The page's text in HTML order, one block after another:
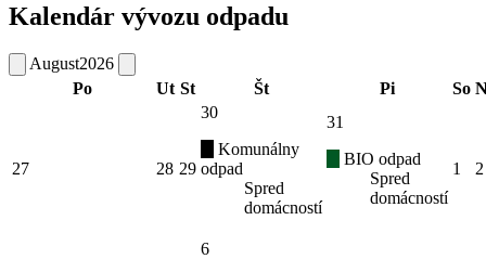
Kalendár vývozu odpadu
August2026
Po
Ut St Št Pi So
27 28 29
30
Komunálny
odpad
Spred
domácností
31
BIO odpad
Spred
domácností
1 2
6